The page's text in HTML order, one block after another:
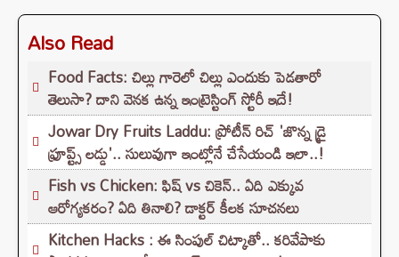
Also Read
Food Facts: చిల్లు గారెలో చిల్లు ఎందుకు పెడతారో
తెలుసా? దాని వెనక ఉన్న ఇంట్రెస్టింగ్ స్టోరీ ఇదే!
Jowar Dry Fruits Laddu: ప్రోటీన్ రిచ్ 'జొన్న డ్రై
ఫ్రూప్ట్స్ లడ్డు'.. సులువుగా ఇంట్లోనే చేసేయండి ఇలా..!
Fish vs Chicken: ఫిష్ vs చికెన్.. ఏది ఎక్కువ
ఆరోగ్యకరం? ఏది తినాలి? డాక్టర్ కీలక సూచనలు
Kitchen Hacks : ఈ సింపుల్ చిట్కాతో.. కరివేపాకు